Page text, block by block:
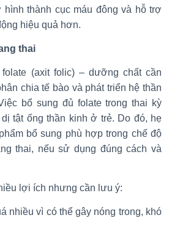
hình thành cục máu đông và hỗ trợ
hiệu quả hơn.
thai
(axit folic) – dưỡng chất cần
chia tế bào và phát triển hệ thần
bổ sung đủ folate trong thai kỳ
tật ống thần kinh ở trẻ. Do đó, hẹ
bổ sung phù hợp trong chế độ
thai, nếu sử dụng đúng cách và
lợi ích nhưng cần lưu ý:
nhiều vì có thể gây nóng trong, khó